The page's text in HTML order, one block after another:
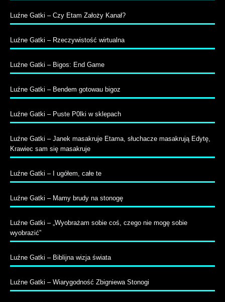
Luźne Gatki – Czy Etam Założy Kanał?
Luźne Gatki – Rzeczywistość wirtualna
Luźne Gatki – Bigos: End Game
Luźne Gatki – Bendem gotowau bigoz
Luźne Gatki – Puste P0lki w sklepach
Luźne Gatki – Janek masakruje Etama, słuchacze masakrują Edytę,
Krawiec sam się masakruje
Luźne Gatki – I ugółem, całe te
Luźne Gatki – Mamy brudy na stonogę
Luźne Gatki – „Wyobrażam sobie coś, czego nie mogę sobie
wyobrazić”
Luźne Gatki – Biblijna wizja świata
Luźne Gatki – Wiarygodność Zbigniewa Stonogi